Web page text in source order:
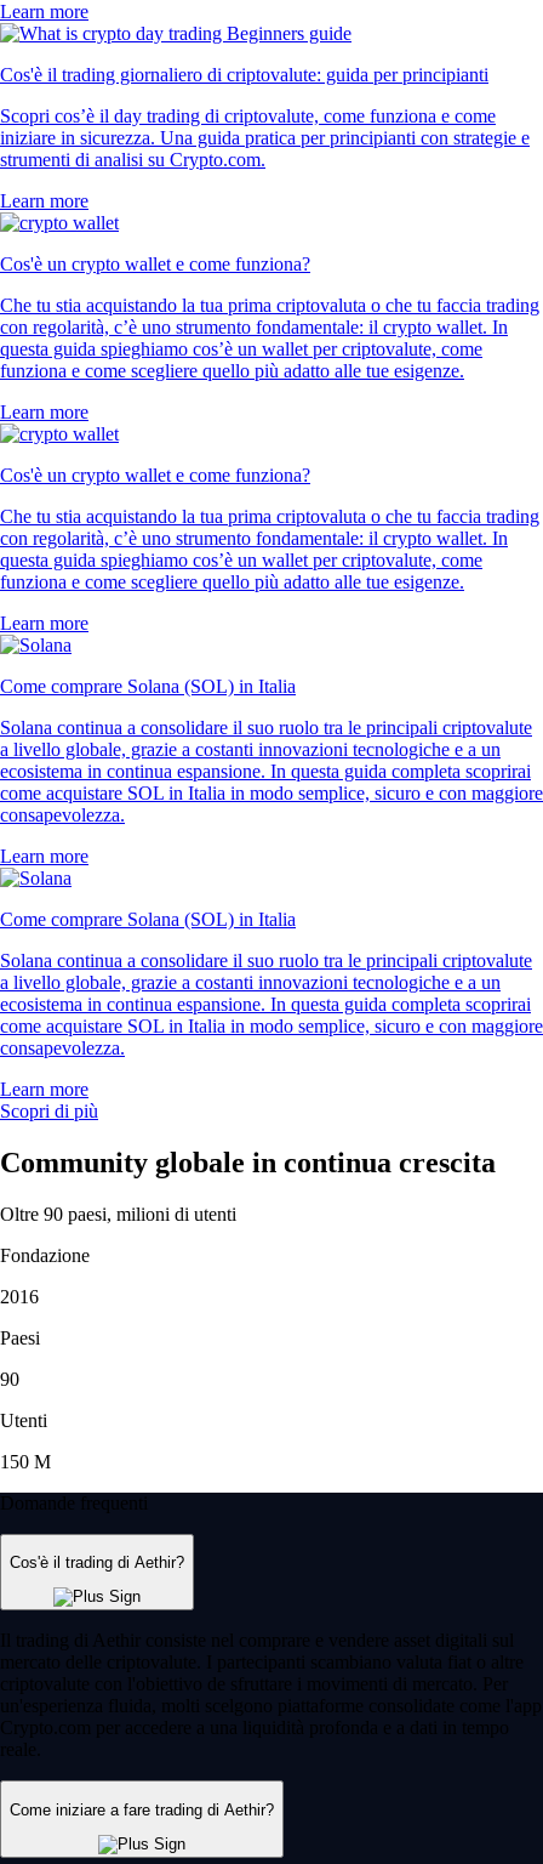
Learn more
Cos'è il trading giornaliero di criptovalute: guida per principianti
Scopri cos’è il day trading di criptovalute, come funziona e come
iniziare in sicurezza. Una guida pratica per principianti con strategie e
strumenti di analisi su Crypto.com.
Learn more
Cos'è un crypto wallet e come funziona?
Che tu stia acquistando la tua prima criptovaluta o che tu faccia trading
con regolarità, c’è uno strumento fondamentale: il crypto wallet. In
questa guida spieghiamo cos’è un wallet per criptovalute, come
funziona e come scegliere quello più adatto alle tue esigenze.
Learn more
Cos'è un crypto wallet e come funziona?
Che tu stia acquistando la tua prima criptovaluta o che tu faccia trading
con regolarità, c’è uno strumento fondamentale: il crypto wallet. In
questa guida spieghiamo cos’è un wallet per criptovalute, come
funziona e come scegliere quello più adatto alle tue esigenze.
Learn more
Come comprare Solana (SOL) in Italia
Solana continua a consolidare il suo ruolo tra le principali criptovalute
a livello globale, grazie a costanti innovazioni tecnologiche e a un
ecosistema in continua espansione. In questa guida completa scoprirai
come acquistare SOL in Italia in modo semplice, sicuro e con maggiore
consapevolezza.
Learn more
Come comprare Solana (SOL) in Italia
Solana continua a consolidare il suo ruolo tra le principali criptovalute
a livello globale, grazie a costanti innovazioni tecnologiche e a un
ecosistema in continua espansione. In questa guida completa scoprirai
come acquistare SOL in Italia in modo semplice, sicuro e con maggiore
consapevolezza.
Learn more
Scopri di più
Community globale in continua crescita
Oltre 90 paesi, milioni di utenti
Fondazione
2016
Paesi
90
Utenti
150 M
Domande frequenti
Cos'è il trading di Aethir?
Il trading di Aethir consiste nel comprare e vendere asset digitali sul
mercato delle criptovalute. I partecipanti scambiano valuta fiat o altre
criptovalute con l'obiettivo de sfruttare i movimenti di mercato. Per
un'esperienza fluida, molti scelgono piattaforme consolidate come l'app
Crypto.com per accedere a una liquidità profonda e a dati in tempo
reale.
Come iniziare a fare trading di Aethir?